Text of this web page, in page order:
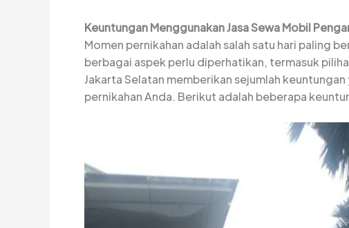
Keuntungan Menggunakan Jasa Sewa Mobil
Momen pernikahan adalah salah satu hari paling
berbagai aspek perlu diperhatikan, termasuk
Jakarta Selatan memberikan sejumlah
pernikahan Anda. Berikut adalah beberapa